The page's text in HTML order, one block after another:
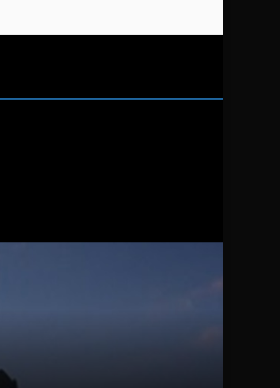
та нинішній